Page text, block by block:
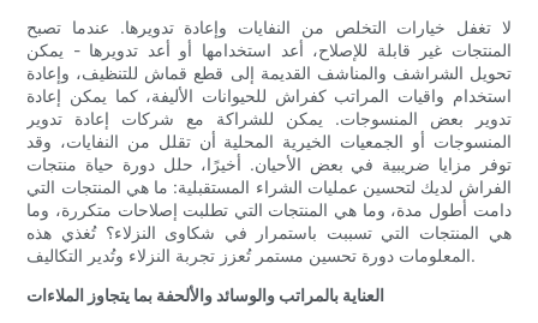
لا تغفل خيارات التخلص من النفايات وإعادة تدويرها. عندما تصبح
المنتجات غير قابلة للإصلاح، أعد استخدامها أو أعد تدويرها - يمكن
تحويل الشراشف والمناشف القديمة إلى قطع قماش للتنظيف، وإعادة
استخدام واقيات المراتب كفراش للحيوانات الأليفة، كما يمكن إعادة
تدوير بعض المنسوجات. يمكن للشراكة مع شركات إعادة تدوير
المنسوجات أو الجمعيات الخيرية المحلية أن تقلل من النفايات، وقد
توفر مزايا ضريبية في بعض الأحيان. أخيرًا، حلل دورة حياة منتجات
الفراش لديك لتحسين عمليات الشراء المستقبلية: ما هي المنتجات التي
دامت أطول مدة، وما هي المنتجات التي تطلبت إصلاحات متكررة، وما
هي المنتجات التي تسببت باستمرار في شكاوى النزلاء؟ تُغذي هذه
المعلومات دورة تحسين مستمر تُعزز تجربة النزلاء وتُدير التكاليف.
العناية بالمراتب والوسائد والألحفة بما يتجاوز الملاءات